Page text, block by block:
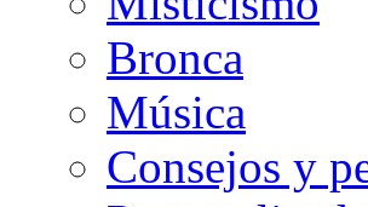
Bronca
Música
Consejos y